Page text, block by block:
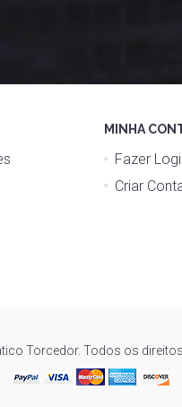
MINHA
Fazer
Criar
Torcedor. Todos os